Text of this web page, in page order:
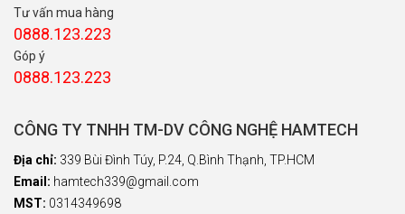
Tư vấn mua hàng
0888.123.223
Góp ý
0888.123.223
CÔNG TY TNHH TM-DV CÔNG NGHỆ HAMTECH
Địa chỉ: 339 Bùi Đình Túy, P.24, Q.Bình Thạnh, TP.HCM
Email: hamtech339@gmail.com
MST: 0314349698